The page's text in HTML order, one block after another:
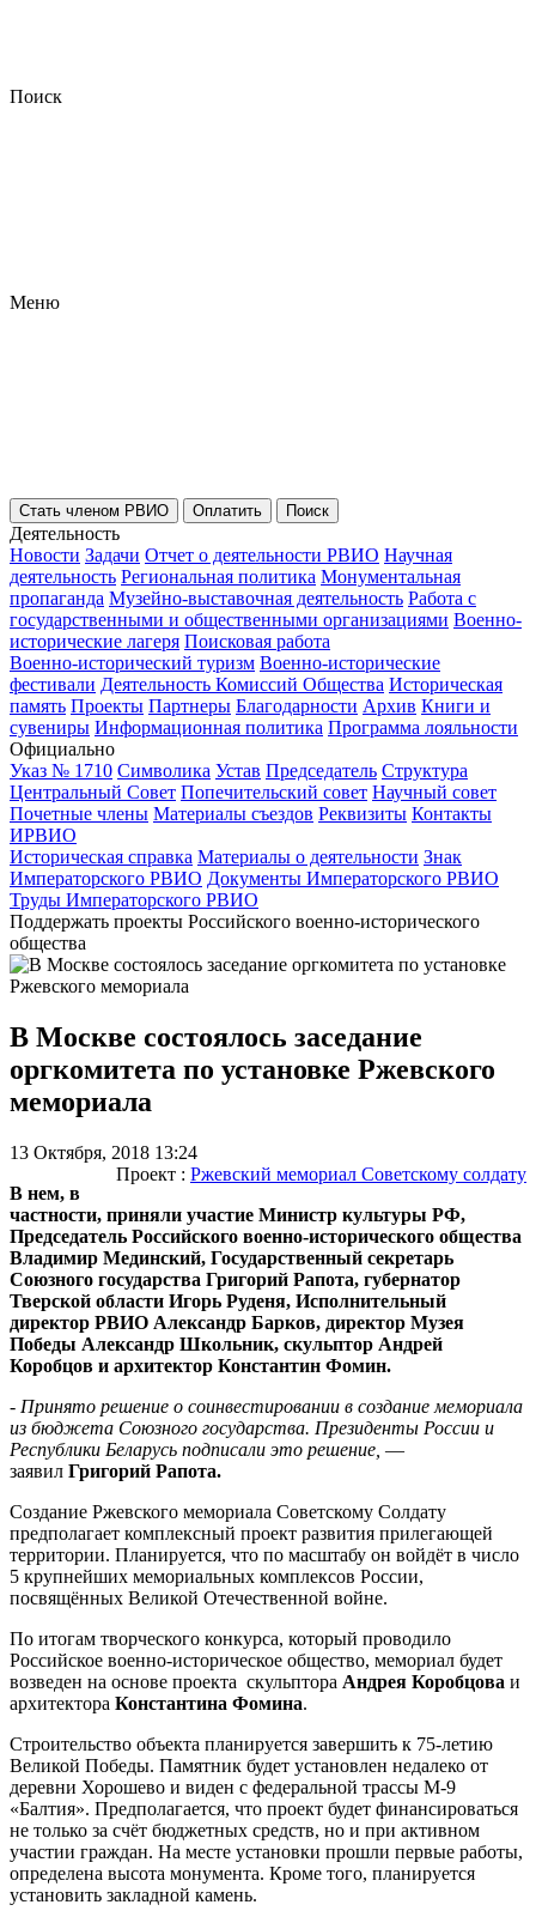
Поиск
Меню
Стать членом РВИО Оплатить Поиск
Деятельность
Новости Задачи Отчет о деятельности РВИО Научная
деятельность Региональная политика Монументальная
пропаганда Музейно-выставочная деятельность Работа с
государственными и общественными организациями Военно-
исторические лагеря Поисковая работа
Военно-исторический туризм Военно-исторические
фестивали Деятельность Комиссий Общества Историческая
память Проекты Партнеры Благодарности Архив Книги и
сувениры Информационная политика Программа лояльности
Официально
Указ № 1710 Символика Устав Председатель Структура
Центральный Совет Попечительский совет Научный совет
Почетные члены Материалы съездов Реквизиты Контакты
ИРВИО
Историческая справка Материалы о деятельности Знак
Императорского РВИО Документы Императорского РВИО
Труды Императорского РВИО
Поддержать проекты Российского военно-исторического
общества
В Москве состоялось заседание
оргкомитета по установке Ржевского
мемориала
13 Октября, 2018 13:24
Проект : Ржевский мемориал Советскому солдату
В нем, в
частности, приняли участие Министр культуры РФ,
Председатель Российского военно-исторического общества
Владимир Мединский, Государственный секретарь
Союзного государства Григорий Рапота, губернатор
Тверской области Игорь Руденя, Исполнительный
директор РВИО Александр Барков, директор Музея
Победы Александр Школьник, скульптор Андрей
Коробцов и архитектор Константин Фомин.
- Принято решение о соинвестировании в создание мемориала
из бюджета Союзного государства. Президенты России и
Республики Беларусь подписали это решение, —
заявил Григорий Рапота.
Создание Ржевского мемориала Советскому Солдату
предполагает комплексный проект развития прилегающей
территории. Планируется, что по масштабу он войдёт в число
5 крупнейших мемориальных комплексов России,
посвящённых Великой Отечественной войне.
По итогам творческого конкурса, который проводило
Российское военно-историческое общество, мемориал будет
возведен на основе проекта скульптора Андрея Коробцова и
архитектора Константина Фомина.
Строительство объекта планируется завершить к 75-летию
Великой Победы. Памятник будет установлен недалеко от
деревни Хорошево и виден с федеральной трассы М-9
«Балтия». Предполагается, что проект будет финансироваться
не только за счёт бюджетных средств, но и при активном
участии граждан. На месте установки прошли первые работы,
определена высота монумента. Кроме того, планируется
установить закладной камень.